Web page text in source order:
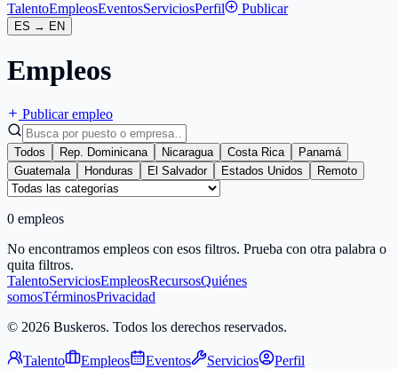
TalentoEmpleosEventosServiciosPerfil Publicar
ES → EN
Empleos
Publicar empleo
Todos Rep. Dominicana Nicaragua Costa Rica
Panamá
Guatemala
Honduras El Salvador Estados Unidos Remoto
0 empleos
No encontramos empleos con esos filtros. Prueba con otra palabra o
quita filtros.
TalentoServiciosEmpleosRecursosQuiénes
somosTérminosPrivacidad
© 2026 Buskeros. Todos los derechos reservados.
Talento Empleos Eventos Servicios Perfil